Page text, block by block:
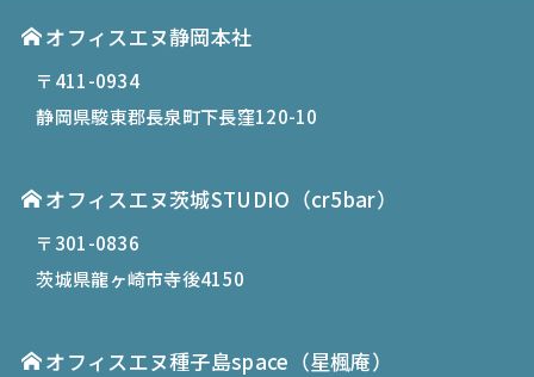
オフィスエヌ静岡本社
〒411-0934
静岡県駿東郡長泉町下長窪120-10
オフィスエヌ茨城STUDIO（cr5bar）
〒301-0836
茨城県龍ヶ崎市寺後4150
オフィスエヌ種子島space （星楓庵）